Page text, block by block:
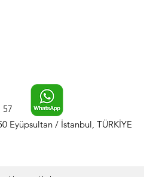
57
Eyüpsultan / İstanbul, TÜRKİYE